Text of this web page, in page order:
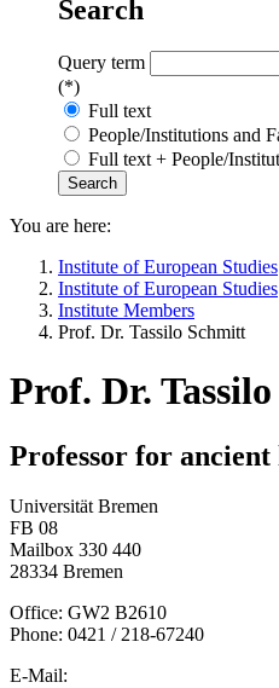
Search
Query term
(*)
Full text
People/Institutions and
Full text + People/
You are here:
Institute of European Studies
Institute of European Studies
Institute Members
Prof. Dr. Tassilo Schmitt
Prof. Dr.
Professor for
Universität Bremen
FB 08
Mailbox 330 440
28334 Bremen
Office: GW2 B2610
Phone: 0421 / 218-67240
E-Mail: